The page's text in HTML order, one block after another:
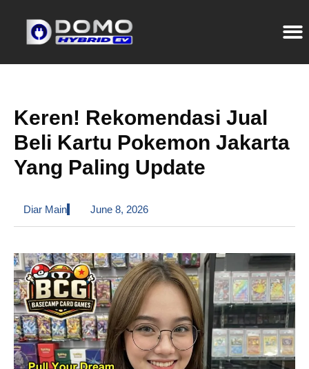
Keren! Rekomendasi Jual
Beli Kartu Pokemon Jakarta
Yang Paling Update
Diar Main June 8, 2026